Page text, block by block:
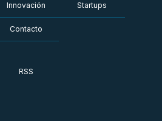
Innovación Startups
Contacto
RSS